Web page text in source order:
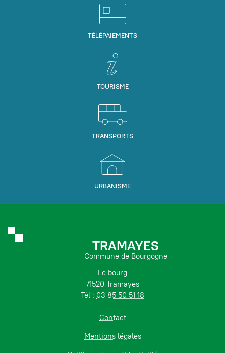
TÉLÉPAIEMENTS
TOURISME
TRANSPORTS
URBANISME
TRAMAYES
Commune de Bourgogne
Le bourg
71520 Tramayes
Tél : 03 85 50 51 18
Contact
Mentions légales